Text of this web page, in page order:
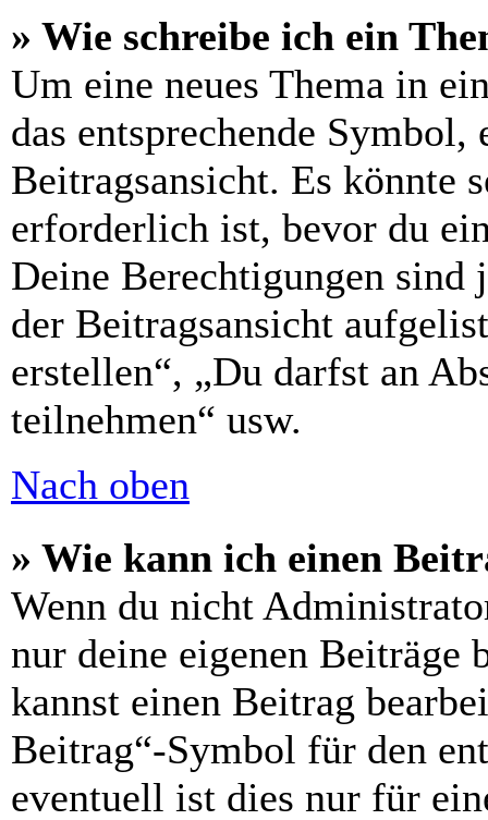
» Wie schreibe ich ein
Um eine neues Thema in
das entsprechende
Beitragsansicht. Es könnte
erforderlich ist, bevor du
Deine Berechtigungen sind
der Beitragsansicht
erstellen“, „Du darfst an
teilnehmen“ usw.
Nach oben
» Wie kann ich einen
Wenn du nicht
nur deine eigenen Beiträge
kannst einen Beitrag
Beitrag“-Symbol für den
eventuell ist dies nur für